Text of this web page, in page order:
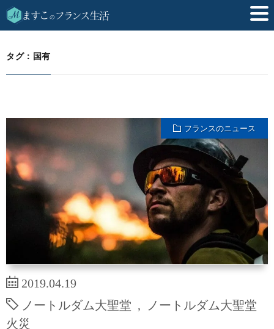
HOME 国有
タグ：国有
フランスのニュース
2019.04.19
ノートルダム大聖堂
ノートルダム大聖堂
火災